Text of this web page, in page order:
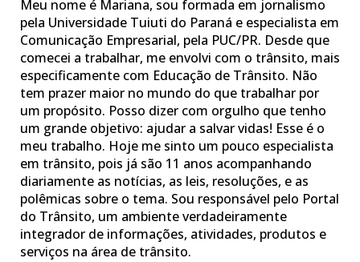
Meu nome é Mariana, sou formada em jornalismo
pela Universidade Tuiuti do Paraná e especialista em
Comunicação Empresarial, pela PUC/PR. Desde que
comecei a trabalhar, me envolvi com o trânsito, mais
especificamente com Educação de Trânsito. Não
tem prazer maior no mundo do que trabalhar por
um propósito. Posso dizer com orgulho que tenho
um grande objetivo: ajudar a salvar vidas! Esse é o
meu trabalho. Hoje me sinto um pouco especialista
em trânsito, pois já são 11 anos acompanhando
diariamente as notícias, as leis, resoluções, e as
polêmicas sobre o tema. Sou responsável pelo Portal
do Trânsito, um ambiente verdadeiramente
integrador de informações, atividades, produtos e
serviços na área de trânsito.